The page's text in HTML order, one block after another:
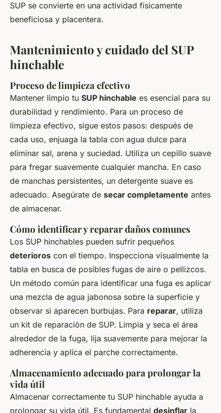
SUP se convierte en una actividad físicamente
beneficiosa y placentera.
Mantenimiento y cuidado del SUP
hinchable
Proceso de limpieza efectivo
Mantener limpio tu SUP hinchable es esencial para su
durabilidad y rendimiento. Para un proceso de
limpieza efectivo, sigue estos pasos: después de
cada uso, enjuaga la tabla con agua dulce para
eliminar sal, arena y suciedad. Utiliza un cepillo suave
para fregar suavemente cualquier mancha. En caso
de manchas persistentes, un detergente suave es
adecuado. Asegúrate de secar completamente antes
de almacenar.
Cómo identificar y reparar daños comunes
Los SUP hinchables pueden sufrir pequeños
deterioros con el tiempo. Inspecciona visualmente la
tabla en busca de posibles fugas de aire o pellizcos.
Un método común para identificar una fuga es aplicar
una mezcla de agua jabonosa sobre la superficie y
observar si aparecen burbujas. Para reparar, utiliza
un kit de reparación de SUP. Limpia y seca el área
alrededor de la fuga, lija suavemente para mejorar la
adherencia y aplica el parche correctamente.
Almacenamiento adecuado para prolongar la
vida útil
Almacenar correctamente tu SUP hinchable ayuda a
prolongar su vida útil. Es fundamental desinflar la